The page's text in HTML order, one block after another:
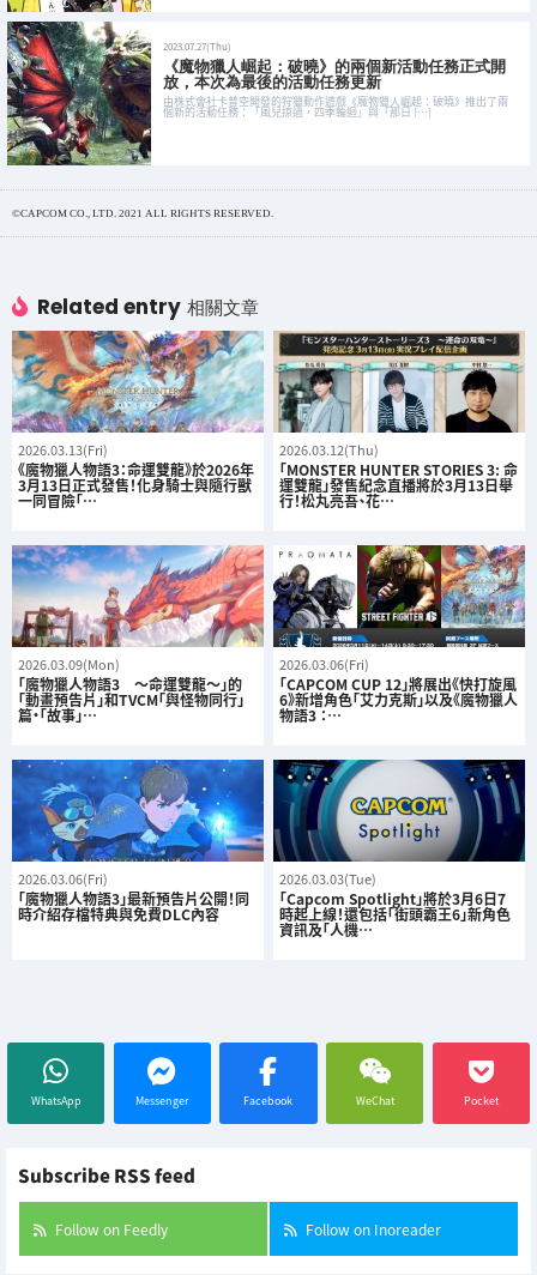
2023.07.27(Thu)
《魔物獵人崛起：破曉》的兩個新活動任務正式開
放，本次為最後的活動任務更新
由株式會社卡普空開發的狩獵動作遊戲《魔物獵人崛起：破曉》推出了兩
個新的活動任務：「風兒掠過，四季輪迴」與「那日 […]
©CAPCOM CO., LTD. 2021 ALL RIGHTS RESERVED.
Related entry 相關文章
2026.03.13(Fri)
《魔物獵人物語3：命運雙龍》於2026年
3月13日正式發售！化身騎士與隨行獸
一同冒險「…
2026.03.12(Thu)
「MONSTER HUNTER STORIES 3: 命
運雙龍」發售紀念直播將於3月13日舉
行！松丸亮吾、花…
2026.03.09(Mon)
「魔物獵人物語3 ～命運雙龍～」的
「動畫預告片」和TVCM「與怪物同行」
篇・「故事」…
2026.03.06(Fri)
「CAPCOM CUP 12」將展出《快打旋風
6》新增角色「艾力克斯」以及《魔物獵人
物語3 ：…
2026.03.06(Fri)
「魔物獵人物語3」最新預告片公開！同
時介紹存檔特典與免費DLC內容
2026.03.03(Tue)
「Capcom Spotlight」將於3月6日7
時起上線！還包括「街頭霸王6」新角色
資訊及「人機…
WhatsApp Messenger Facebook WeChat Pocket
Subscribe RSS feed
Follow on Feedly Follow on Inoreader